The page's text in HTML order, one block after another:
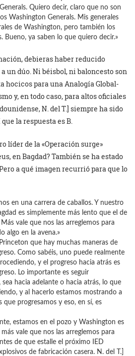
Quiero decir, claro que no son
Washington Generals. Mis generales
de Washington, pero también los
Bueno, ya saben lo que quiero decir.»
debieras haber reducido
un dúo. Ni béisbol, ni baloncesto son
hocicos para una Analogía Global-
y, en todo caso, para altos oficiales
N. del T.] siempre ha sido
la respuesta es B.
líder de la «Operación surge»
en Bagdad? También se ha estado
a qué imagen recurrió para que lo
en una carrera de caballos. Y nuestro
es simplemente más lento que el de
vale que nos las arreglemos para
algo en la avena.»
que hay muchas maneras de
Como sabéis, uno puede realmente
y el progreso hacia atrás es
Lo importante es seguir
sea hacia adelante o hacia atrás, lo que
y al hacerlo estamos mostrando a
que progresamos y eso, en sí, es
estamos en el pozo y Washington es
vale que nos las arreglemos para
de que estalle el próximo IED
de fabricación casera. N. del T.]